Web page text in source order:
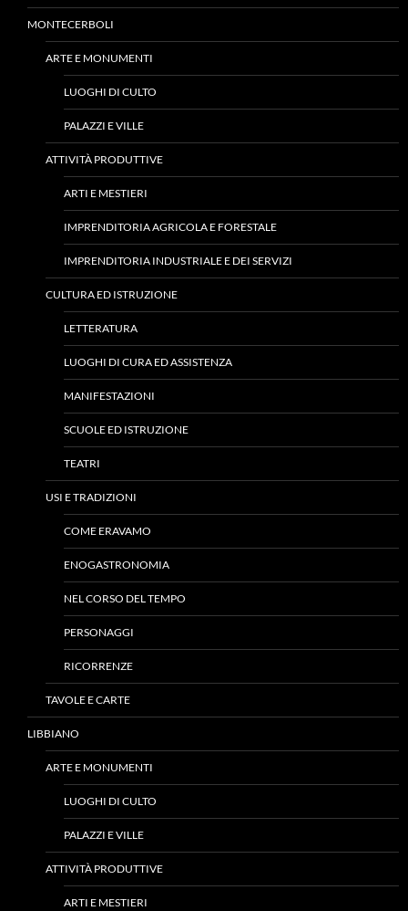
MONTECERBOLI
ARTE E MONUMENTI
LUOGHI DI CULTO
PALAZZI E VILLE
ATTIVITÀ PRODUTTIVE
ARTI E MESTIERI
IMPRENDITORIA AGRICOLA E FORESTALE
IMPRENDITORIA INDUSTRIALE E DEI SERVIZI
CULTURA ED ISTRUZIONE
LETTERATURA
LUOGHI DI CURA ED ASSISTENZA
MANIFESTAZIONI
SCUOLE ED ISTRUZIONE
TEATRI
USI E TRADIZIONI
COME ERAVAMO
ENOGASTRONOMIA
NEL CORSO DEL TEMPO
PERSONAGGI
RICORRENZE
TAVOLE E CARTE
LIBBIANO
ARTE E MONUMENTI
LUOGHI DI CULTO
PALAZZI E VILLE
ATTIVITÀ PRODUTTIVE
ARTI E MESTIERI